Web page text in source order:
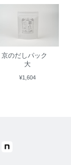
京のだしパック
大
¥1,604